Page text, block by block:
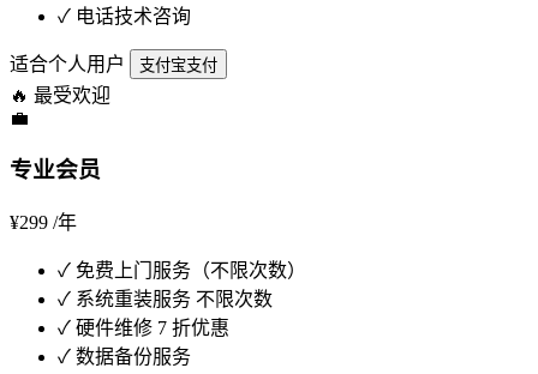
✓ 电话技术咨询
适合个人用户 支付宝支付
🔥 最受欢迎
💼
专业会员
¥299 /年
✓ 免费上门服务（不限次数）
✓ 系统重装服务 不限次数
✓ 硬件维修 7 折优惠
✓ 数据备份服务